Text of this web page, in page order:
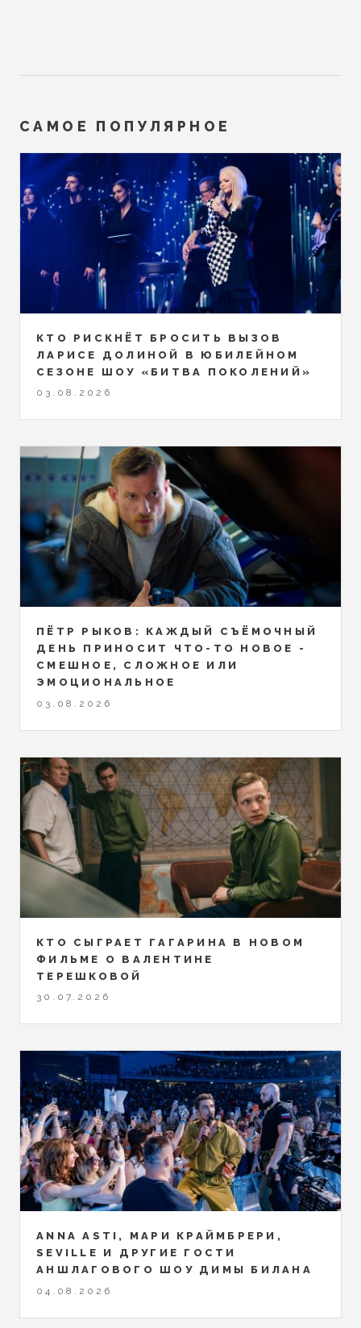
САМОЕ ПОПУЛЯРНОЕ
КТО РИСКНЁТ БРОСИТЬ ВЫЗОВ
ЛАРИСЕ ДОЛИНОЙ В ЮБИЛЕЙНОМ
СЕЗОНЕ ШОУ «БИТВА ПОКОЛЕНИЙ»
03.08.2026
ПЁТР РЫКОВ: КАЖДЫЙ СЪЁМОЧНЫЙ
ДЕНЬ ПРИНОСИТ ЧТО-ТО НОВОЕ -
СМЕШНОЕ, СЛОЖНОЕ ИЛИ
ЭМОЦИОНАЛЬНОЕ
03.08.2026
КТО СЫГРАЕТ ГАГАРИНА В НОВОМ
ФИЛЬМЕ О ВАЛЕНТИНЕ
ТЕРЕШКОВОЙ
30.07.2026
ANNA ASTI, МАРИ КРАЙМБРЕРИ,
SEVILLE И ДРУГИЕ ГОСТИ
АНШЛАГОВОГО ШОУ ДИМЫ БИЛАНА
04.08.2026